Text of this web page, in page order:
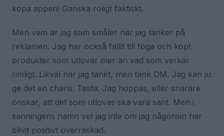
köpa appen! Ganska roligt faktiskt.
Men vem är jag som småler när jag tänker på
reklamen. Jag har också fallit till föga och köpt
produkter som utlovar mer än vad som verkar
rimligt. Likväl har jag tänkt, men tänk OM. Jag kan ju
ge det en chans. Testa. Jag hoppas, eller snarare
önskar, att det som utlovas ska vara sant. Men i
sanningens namn vet jag inte om jag någonsin har
blivit positivt överraskad.